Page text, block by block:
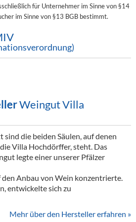
für Unternehmer im Sinne von §14
im Sinne von §13 BGB bestimmt.
Weingut Villa
die beiden Säulen, auf denen
Villa Hochdörffer, steht. Das
legte einer unserer Pfälzer
Anbau von Wein konzentrierte.
entwickelte sich zu
Mehr über den Hersteller erfahren »